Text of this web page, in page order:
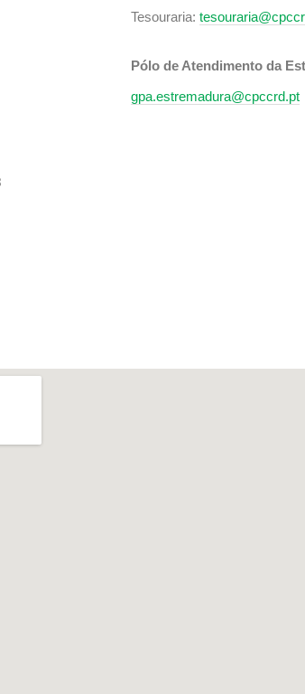
Tesouraria:
Pólo de Atendimento da
gpa.estremadura@cpccrd.pt